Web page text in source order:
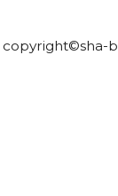
copyright©sha-